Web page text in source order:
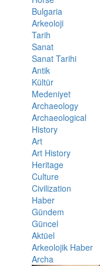
Bulgaria
Arkeoloji
Tarih
Sanat
Sanat Tarihi
Antik
Kültür
Medeniyet
Archaeology
Archaeological
History
Art
Art History
Heritage
Culture
Civilization
Haber
Gündem
Güncel
Aktüel
Arkeolojik Haber
Archa